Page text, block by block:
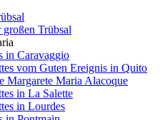
Trübsal
in Caravaggio
vom Guten Ereignis in Quito
Margarete Maria Alacoque
in La Salette
in Lourdes